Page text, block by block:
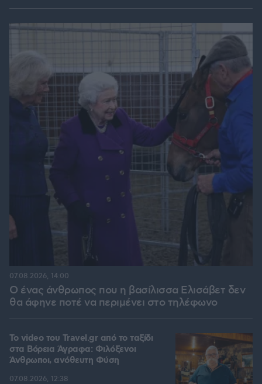
Ο ένας άνθρωπος που η βασίλισσα Ελισάβετ δεν
θα άφηνε ποτέ να περιμένει στο τηλέφωνο
07.08.2026, 14:00
To video του Travel.gr από το ταξίδι
στα Βόρεια Άγραφα: Φιλόξενοι
Άνθρωποι, ανόθευτη Φύση
07.08.2026, 12:38